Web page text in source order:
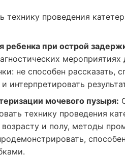
технику проведения
ребенка при острой
мероприятиях
не способен рассказать,
интерпретировать
мочевого пузыря:
технику проведения
возрасту и полу, методы